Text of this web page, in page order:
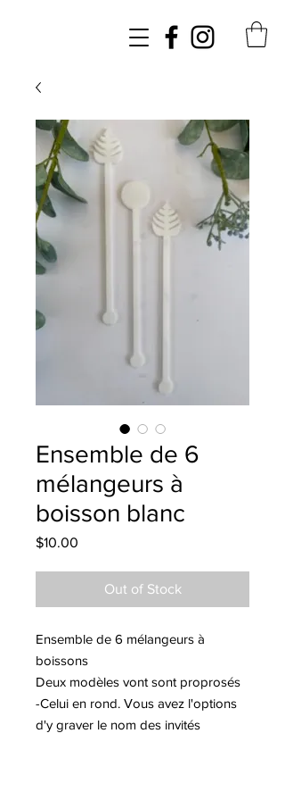
Ensemble de 6
mélangeurs à
boisson blanc
$10.00
Out of Stock
Ensemble de 6 mélangeurs à
boissons
Deux modèles vont sont proprosés
-Celui en rond. Vous avez l'options
d'y graver le nom des invités